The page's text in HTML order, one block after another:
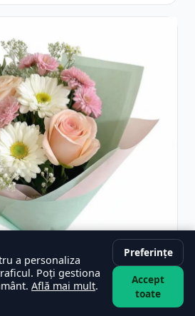
a personaliza
Poți gestiona
Află mai mult.
Preferințe
Accept
toate